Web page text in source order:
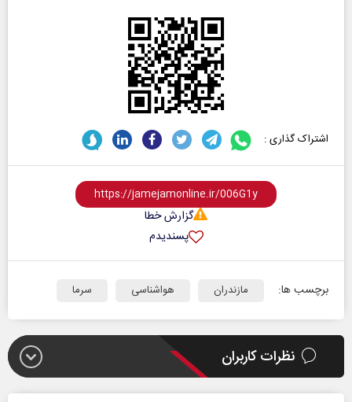
اشتراک گذاری :
گزارش خطا
پسندیدم
برچسب ها: مازندران هواشناسی سرما
نظرات کاربران